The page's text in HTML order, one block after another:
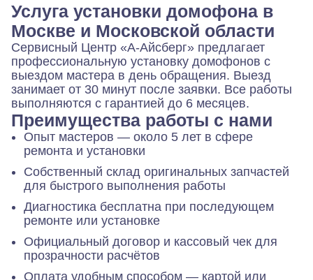
Услуга установки домофона в
Москве и Московской области
Сервисный Центр «А-Айсберг» предлагает
профессиональную установку домофонов с
выездом мастера в день обращения. Выезд
занимает от 30 минут после заявки. Все работы
выполняются с гарантией до 6 месяцев.
Преимущества работы с нами
Опыт мастеров — около 5 лет в сфере
ремонта и установки
Собственный склад оригинальных запчастей
для быстрого выполнения работы
Диагностика бесплатна при последующем
ремонте или установке
Официальный договор и кассовый чек для
прозрачности расчётов
Оплата удобным способом — картой или